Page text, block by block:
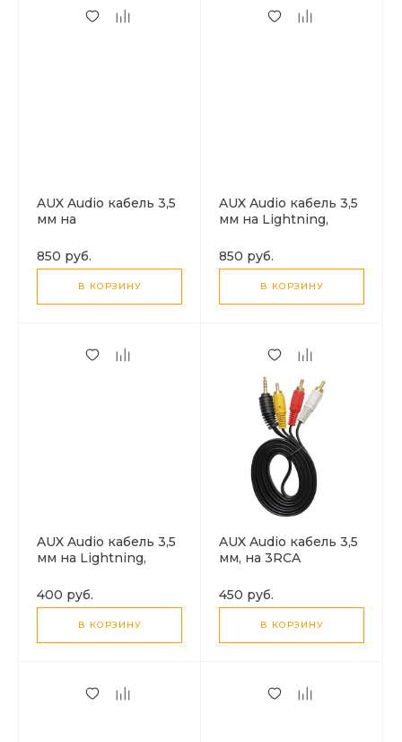
AUX Audio кабель 3,5
мм на
регулировки
громкости, белый
850 руб.
В КОРЗИНУ
AUX Audio кабель 3,5
мм на Lightning,
качество, белый
850 руб.
В КОРЗИНУ
AUX Audio кабель 3,5
мм на Lightning,
400 руб.
В КОРЗИНУ
AUX Audio кабель 3,5
мм, на 3RCA
450 руб.
В КОРЗИНУ